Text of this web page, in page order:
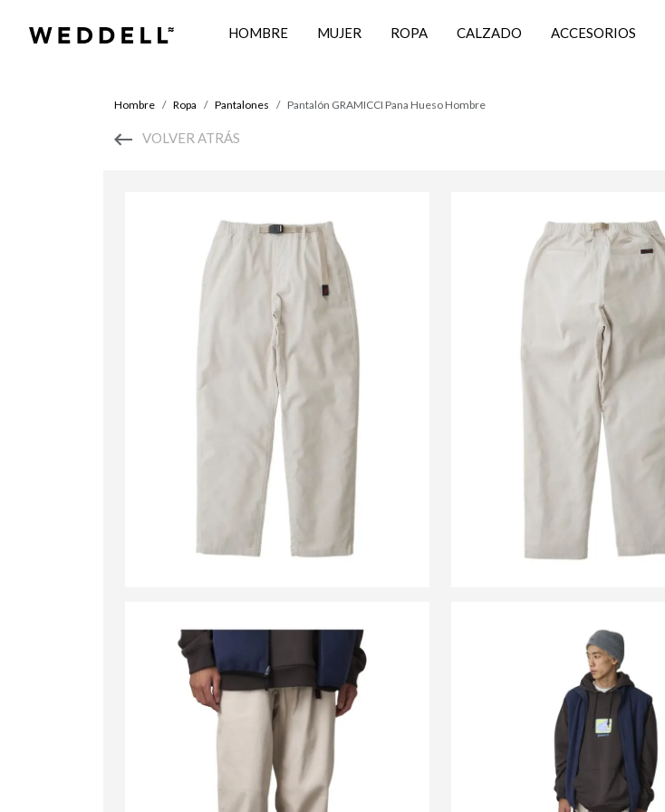
HOMBRE MUJER ROPA CALZADO ACCESORIOS
Hombre Ropa Pantalones Pantalón GRAMICCI Pana Hueso Hombre
VOLVER ATRÁS